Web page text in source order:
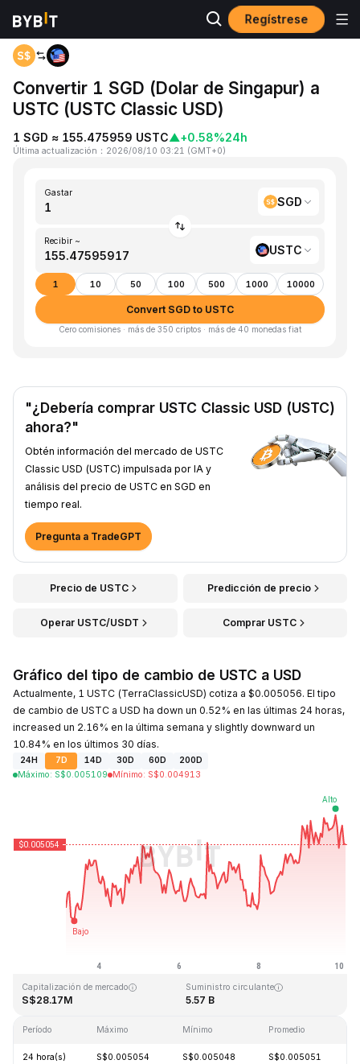
Regístrese
Inicio SGD to USTC
Convertir 1 SGD (Dolar de Singapur) a
USTC (USTC Classic USD)
1 SGD ≈ 155.475959 USTC▲+0.58%24h
Última actualización ： 2026/08/10 03:21 (GMT+0)
Gastar
SGD
Recibir ~
USTC
1 10 50 100 500 1000 10000
Convert SGD to USTC
Cero comisiones · más de 350 criptos · más de 40 monedas fiat
"¿Debería comprar USTC Classic USD (USTC)
ahora?"
Obtén información del mercado de USTC
Classic USD (USTC) impulsada por IA y
análisis del precio de USTC en SGD en
tiempo real.
Pregunta a TradeGPT
Precio de USTC Predicción de precio
Operar USTC/USDT Comprar USTC
Gráfico del tipo de cambio de USTC a USD
Actualmente, 1 USTC (TerraClassicUSD) cotiza a $0.005056. El tipo
de cambio de USTC a USD ha down un 0.52% en las últimas 24 horas,
increased un 2.16% en la última semana y slightly downward un
10.84% en los últimos 30 días.
24H 7D 14D 30D 60D
200D
Máximo: S$0.005109 Mínimo: S$0.004913
Última actualización: 2026-08-10, 03:21 GMT+0
Capitalización de mercado
S$28.17M
Suministro circulante
5.57 B
Período Máximo Mínimo Promedio
24 hora(s) S$0.005054 S$0.005048 S$0.005051